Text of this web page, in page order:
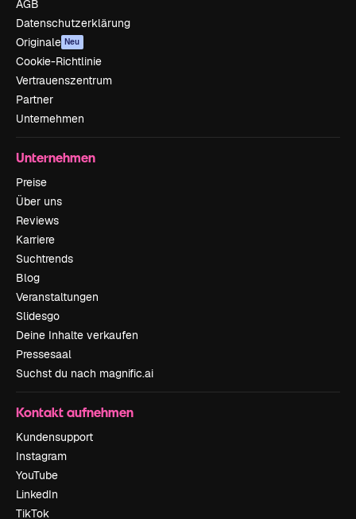
AGB
Datenschutzerklärung
Originale Neu
Cookie-Richtlinie
Vertrauenszentrum
Partner
Unternehmen
Unternehmen
Preise
Über uns
Reviews
Karriere
Suchtrends
Blog
Veranstaltungen
Slidesgo
Deine Inhalte verkaufen
Pressesaal
Suchst du nach magnific.ai
Kontakt aufnehmen
Kundensupport
Instagram
YouTube
LinkedIn
TikTok